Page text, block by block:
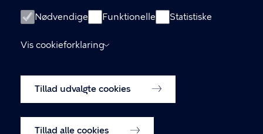
Nødvendige Funktionelle Statistiske
Vis cookieforklaring
Tillad udvalgte cookies
Tillad alle cookies
Nyhedsbrev
Amager Vest Borgerpanel
Cookiepolitik
Cookieindstillinger